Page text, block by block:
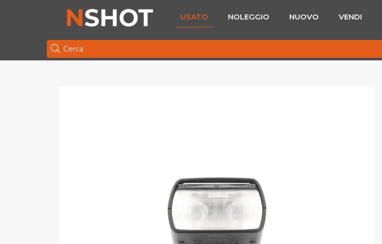
USATO NOLEGGIO NUOVO VENDI